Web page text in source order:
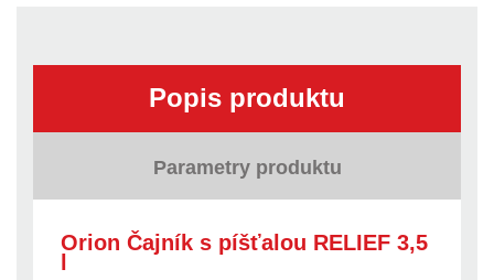
Popis produktu
Parametry produktu
Orion Čajník s píšťalou RELIEF 3,5